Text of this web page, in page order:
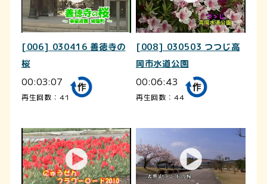
[006] 030416 善徳寺の
桜
00:03:07
再生回数：41
[008] 030503 つつじ高
岡市水道公園
00:06:43
再生回数：44